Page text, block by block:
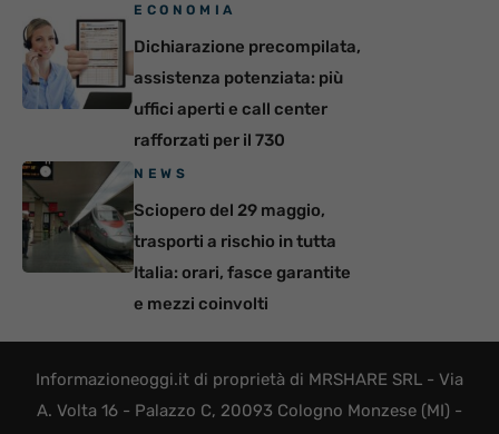
ECONOMIA
Dichiarazione precompilata,
assistenza potenziata: più
uffici aperti e call center
rafforzati per il 730
NEWS
Sciopero del 29 maggio,
trasporti a rischio in tutta
Italia: orari, fasce garantite
e mezzi coinvolti
Informazioneoggi.it di proprietà di MRSHARE SRL - Via
A. Volta 16 - Palazzo C, 20093 Cologno Monzese (MI) -